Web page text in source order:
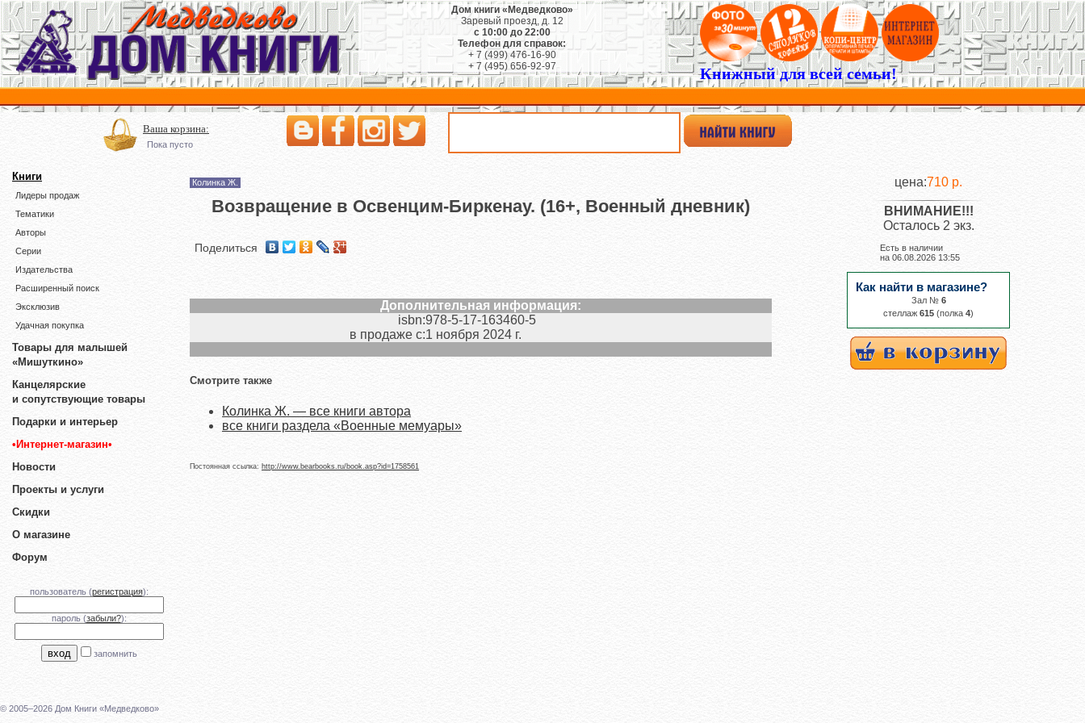
Дом книги «Медведково»
Заревый проезд, д. 12
с 10:00 до 22:00
Телефон для справок:
+ 7 (499) 476-16-90
+ 7 (495) 656-92-97
Книжный для всей семьи!
Ваша корзина:
Пока пусто
Книги
Лидеры продаж
Тематики
Авторы
Серии
Издательства
Расширенный поиск
Эксклюзив
Удачная покупка
Товары для малышей
«Мишуткино»
Канцелярские
и сопутствующие товары
Подарки и интерьер
•Интернет-магазин•
Новости
Проекты и услуги
Скидки
О магазине
Форум
пользователь (регистрация):
пароль (забыли?):
запомнить
© 2005–2026 Дом Книги «Медведково»
Колинка Ж.
Возвращение в Освенцим-Биркенау. (16+, Военный дневник)
Поделиться
Дополнительная информация:
isbn:978-5-17-163460-5
в продаже с:1 ноября 2024 г.
Смотрите также
Колинка Ж. — все книги автора
все книги раздела «Военные мемуары»
Постоянная ссылка: http://www.bearbooks.ru/book.asp?id=1758561
цена:710 р.
ВНИМАНИЕ!!!
Осталось 2 экз.
Есть в наличии
на 06.08.2026 13:55
Как найти в магазине?
Зал № 6
cтеллаж 615 (полка 4)